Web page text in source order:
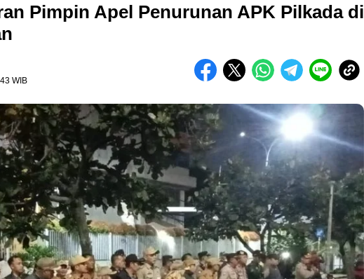
Pimpin Apel Penurunan APK Pilkada di
WIB